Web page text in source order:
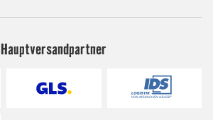
Hauptversandpartner